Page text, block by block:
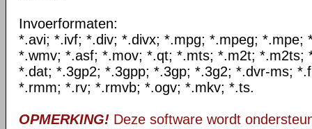
Invoerformaten:
*.avi; *.ivf; *.div; *.divx; *.mpg; *.mpeg; *.mpe;
*.wmv; *.asf; *.mov; *.qt; *.mts; *.m2t; *.m2ts;
*.dat; *.3gp2; *.3gpp; *.3gp; *.3g2; *.dvr-ms;
*.rmm; *.rv; *.rmvb; *.ogv; *.mkv; *.ts.
OPMERKING! Deze software wordt